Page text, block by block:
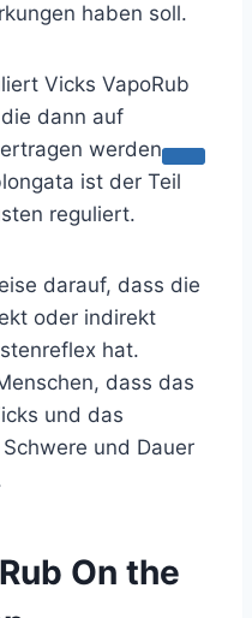
haben soll.
Vicks VapoRub
dann auf
werden
ist der Teil
reguliert.
darauf, dass die
oder indirekt
hat.
dass das
und das
und Dauer
On the